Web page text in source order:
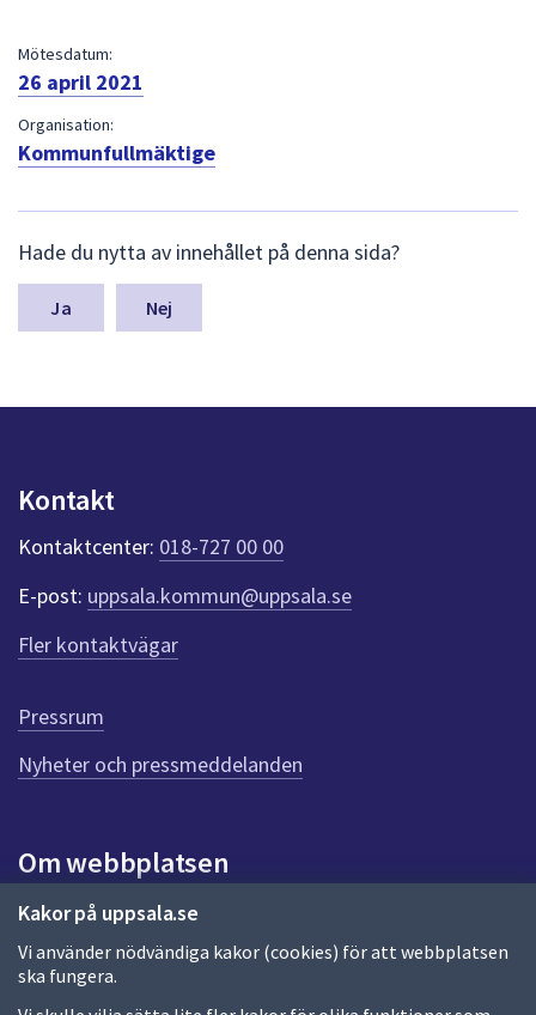
Kakor på uppsala.se
Vi använder nödvändiga kakor (cookies) för att webbplatsen
ska fungera.
Mötesdatum:
26 april 2021
Organisation:
Kommunfullmäktige
ä
m
a
n
k
t
e
r
f
ö
r
e
n
n
a
d
a
Hade du nytta av innehållet på denna sida?
Nej
Kontakt
Kontaktcenter: 018-727 00 00
E-post: uppsala.kommun@uppsala.se
Fler kontaktvägar
Pressrum
Nyheter och pressmeddelanden
Om webbplatsen
Om webbplatsen
Allmänna handlingar och diarium
Behandling av personuppgifter